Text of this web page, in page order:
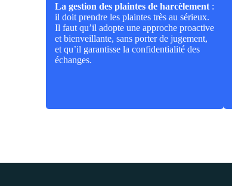
La gestion des plaintes de harcèlement :
il doit prendre les plaintes très au sérieux.
Il faut qu’il adopte une approche proactive
et bienveillante, sans porter de jugement,
et qu’il garantisse la confidentialité des
échanges.